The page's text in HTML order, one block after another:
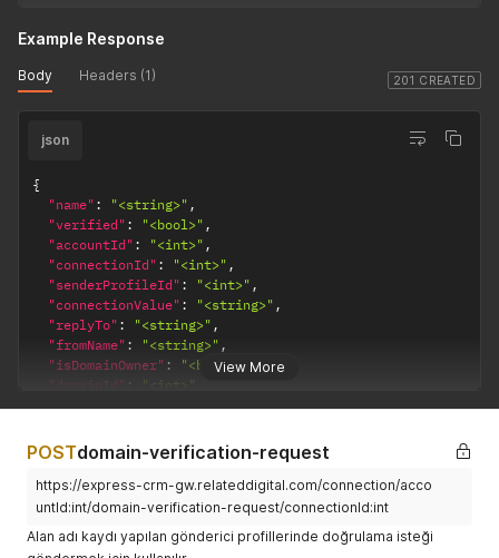
201 CREATED
Example Response
Body Headers (1)
View More
json
{
"name" : "<string>" ,
"verified" : "<bool>" ,
"accountId" : "<int>" ,
"connectionId" : "<int>" ,
"senderProfileId" : "<int>" ,
"connectionValue" : "<string>" ,
"replyTo" : "<string>" ,
"fromName" : "<string>" ,
"isDomainOwner" : "<bool>",
"domainId" : "<int>"
"domainName": "<string>",
"domainStatusChangedDate": "<dateTime>"
}
POSTdomain-verification-request
https://express-crm-gw.relateddigital.com/connection/acco
untId:int/domain-verification-request/connectionId:int
Alan adı kaydı yapılan gönderici profillerinde doğrulama isteği